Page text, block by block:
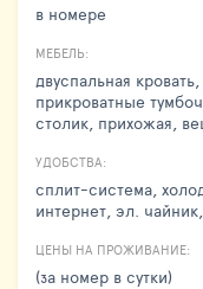
в номере
МЕБЕЛЬ:
двуспальная
прикроватные
столик, прихожая,
УДОБСТВА:
сплит-система,
интернет, эл.
ЦЕНЫ НА ПРОЖИВАНИЕ:
(за номер в сутки)